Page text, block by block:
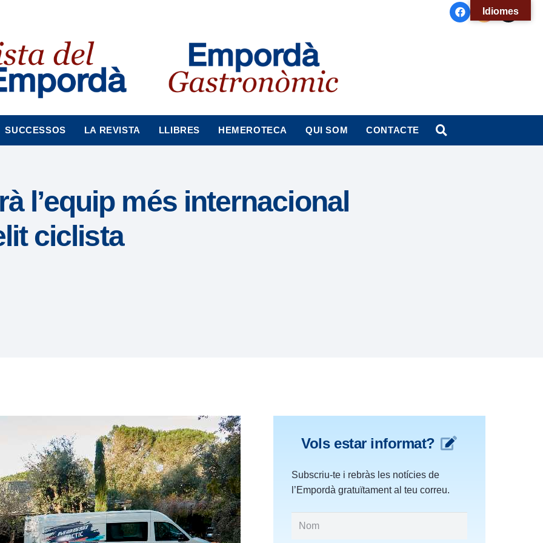
SUCCESSOS LA REVISTA LLIBRES HEMEROTECA QUI SOM CONTACTE
l’equip més internacional
ciclista
Vols estar informat?
Subscriu-te i rebràs les notícies de
l’Empordà gratuïtament al teu correu.
Idiomes